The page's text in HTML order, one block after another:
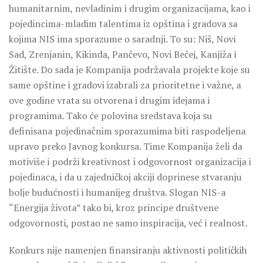
humanitarnim, nevladinim i drugim organizacijama, kao i
pojedincima-mladim talentima iz opština i gradova sa
kojima NIS ima sporazume o saradnji. To su: Niš, Novi
Sad, Zrenjanin, Kikinda, Pančevo, Novi Bečej, Kanjiža i
Žitište. Do sada je Kompanija podržavala projekte koje su
same opštine i gradovi izabrali za prioritetne i važne, a
ove godine vrata su otvorena i drugim idejama i
programima. Tako će polovina sredstava koja su
definisana pojedinačnim sporazumima biti raspodeljena
upravo preko Javnog konkursa. Time Kompanija želi da
motiviše i podrži kreativnost i odgovornost organizacija i
pojedinaca, i da u zajedničkoj akciji doprinese stvaranju
bolje budućnosti i humanijeg društva. Slogan NIS-a
“Energija života” tako bi, kroz principe društvene
odgovornosti, postao ne samo inspiracija, već i realnost.
Konkurs nije namenjen finansiranju aktivnosti političkih